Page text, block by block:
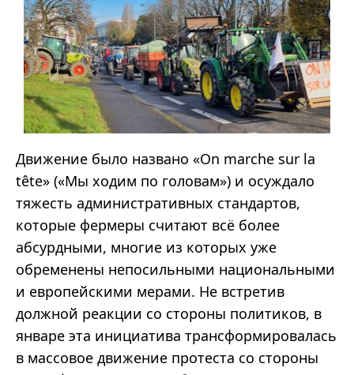
Движение было названо «On marche sur la
tête» («Мы ходим по головам») и осуждало
тяжесть административных стандартов,
которые фермеры считают всё более
абсурдными, многие из которых уже
обременены непосильными национальными
и европейскими мерами. Не встретив
должной реакции со стороны политиков, в
январе эта инициатива трансформировалась
в массовое движение протеста со стороны